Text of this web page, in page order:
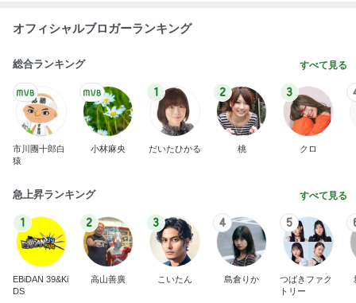
オフィシャルブロガーランキング
総合ランキング すべて見る
市川團十郎白
猿
小林麻央
1
だいたひかる
2
桃
3
クロ
急上昇ランキング すべて見る
1
EBiDAN 39&Ki
DS
2
高山善廣
3
こいたん
4
島倉りか
5
つばきファク
トリー